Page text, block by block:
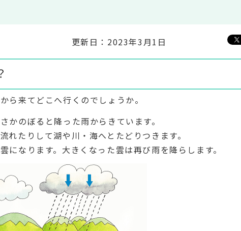
更新日：2023年3月1日
ら来てどこへ行くのでしょうか。
かのぼると降った雨からきています。
たりして湖や川・海へとたどりつきます。
になります。大きくなった雲は再び雨を降らします。